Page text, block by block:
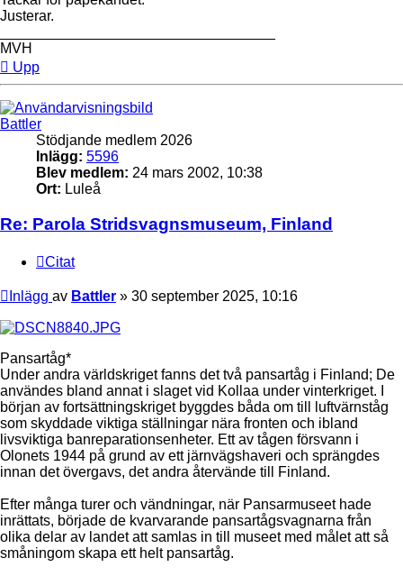
Justerar.
MVH
Upp
Battler
Stödjande medlem 2026
Inlägg: 5596
Blev medlem: 24 mars 2002, 10:38
Ort: Luleå
Re: Parola Stridsvagnsmuseum, Finland
Citat
Inlägg av Battler » 30 september 2025, 10:16
Pansartåg*
Under andra världskriget fanns det två pansartåg i Finland; De
användes bland annat i slaget vid Kollaa under vinterkriget. I
början av fortsättningskriget byggdes båda om till luftvärnståg
som skyddade viktiga ställningar nära fronten och ibland
livsviktiga banreparationsenheter. Ett av tågen försvann i
Olonets 1944 på grund av ett järnvägshaveri och sprängdes
innan det övergavs, det andra återvände till Finland.
Efter många turer och vändningar, när Pansarmuseet hade
inrättats, började de kvarvarande pansartågsvagnarna från
olika delar av landet att samlas in till museet med målet att så
småningom skapa ett helt pansartåg.